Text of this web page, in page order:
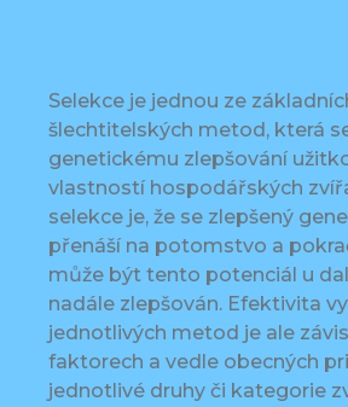
Selekce je jednou ze
šlechtitelských metod, která
genetickému zlepšování
vlastností hospodářských
selekce je, že se zlepšený
přenáší na potomstvo a
může být tento potenciál u
nadále zlepšován. Efektivita
jednotlivých metod je ale
faktorech a vedle obecných
jednotlivé druhy či kategorie